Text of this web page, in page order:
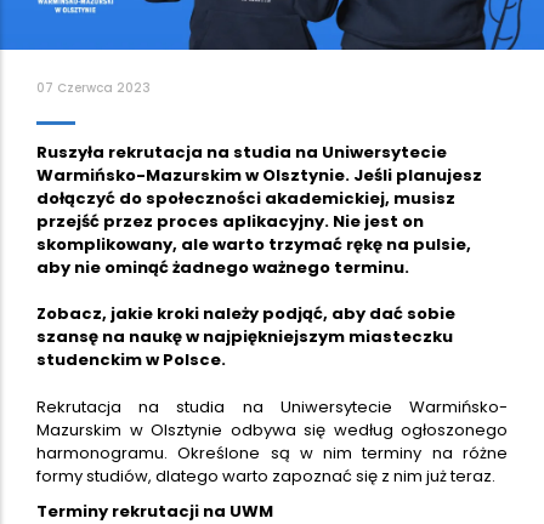
07 Czerwca 2023
Ruszyła rekrutacja na studia na Uniwersytecie
Warmińsko-Mazurskim w Olsztynie. Jeśli planujesz
dołączyć do społeczności akademickiej, musisz
przejść przez proces aplikacyjny. Nie jest on
skomplikowany, ale warto trzymać rękę na pulsie,
aby nie ominąć żadnego ważnego terminu.
Zobacz, jakie kroki należy podjąć, aby dać sobie
szansę na naukę w najpiękniejszym miasteczku
studenckim w Polsce.
Rekrutacja na studia na Uniwersytecie Warmińsko-
Mazurskim w Olsztynie odbywa się według ogłoszonego
harmonogramu. Określone są w nim terminy na różne
formy studiów, dlatego warto zapoznać się z nim już teraz.
Terminy rekrutacji na UWM